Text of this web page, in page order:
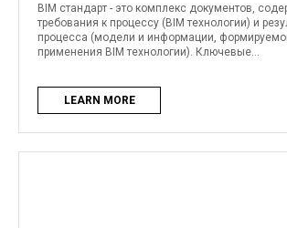
BIM стандарт - это комплекс документов,
требования к процессу (BIM технологии) и
процесса (модели и информации,
применения BIM технологии). Ключевые...
LEARN MORE